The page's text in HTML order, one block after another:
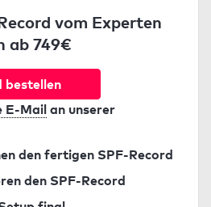
vom Experten
ab 749€
bestellen
E-Mailan unserer
den fertigen SPF-Record
den SPF-Record